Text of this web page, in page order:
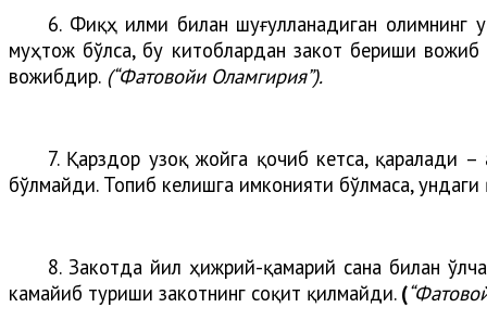
6. Фиқҳ илми билан шуғулланадиган олимнинг
муҳтож бўлса, бу китоблардан закот бериши вожиб
вожибдир. (“Фатовойи Оламгирия”).
7. Қарздор узоқ жойга қочиб кетса, қаралади
бўлмайди. Топиб келишга имконияти бўлмаса,
8. Закотда йил ҳижрий-қамарий сана билан
камайиб туриши закотнинг соқит қилмайди. (